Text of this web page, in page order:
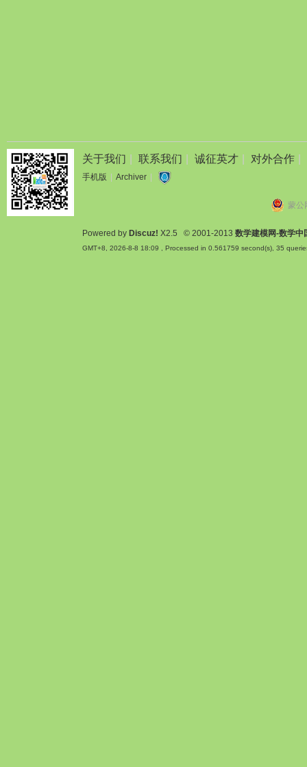
关于我们 联系我们 诚征英才 对外合作
手机版 Archiver
蒙公
Powered by Discuz! X2.5 © 2001-2013 数学建模网-数学中
GMT+8, 2026-8-8 18:09 , Processed in 0.561759 second(s), 35